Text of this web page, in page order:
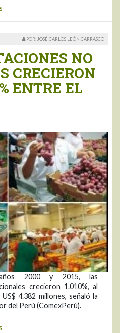
POR: JOSÉ CARLOS LEÓN CARRASCO
NO
CRECIERON
ENTRE EL
2000 y 2015, las
crecieron 1.010%, al
4.382 millones, señaló la
del Perú (ComexPerú).